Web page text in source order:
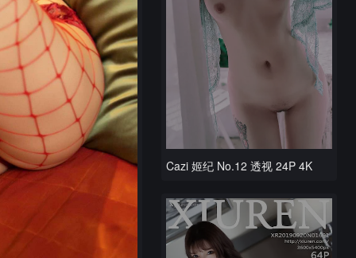
Cazi 姬纪 No.12 透视 24P 4K